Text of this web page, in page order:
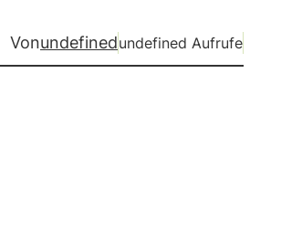
Vonundefinedundefined Aufrufe